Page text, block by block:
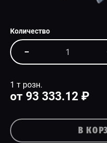
Количество
1 т розн.
от 93 333.12 ₽
В